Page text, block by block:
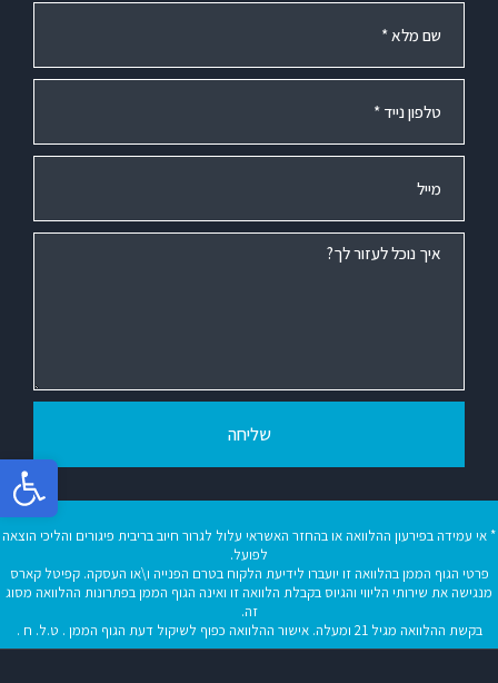
פתח
שליחה
* אי עמידה בפירעון ההלוואה או בהחזר האשראי עלול לגרור חיוב בריבית פיגורים והליכי הוצאה
לפועל.
פרטי הגוף הממן בהלוואה זו יועברו לידיעת הלקוח בטרם הפנייה ו\או העסקה. קפיטל קארס
מנגישה את שירותי הליווי והגיוס בקבלת הלוואה זו ואינה הגוף הממן בפתרונות ההלוואה מסוג
זה.
בקשת ההלוואה מגיל 21 ומעלה. אישור ההלוואה כפוף לשיקול דעת הגוף הממן . ט.ל. ח .